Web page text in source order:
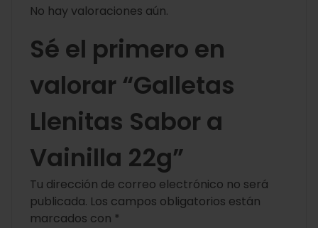
No hay valoraciones aún.
Sé el primero en
valorar “Galletas
Llenitas Sabor a
Vainilla 22g”
Tu dirección de correo electrónico no será
publicada. Los campos obligatorios están
marcados con *